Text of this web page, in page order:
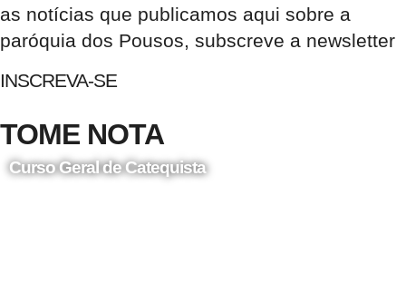
as notícias que publicamos aqui sobre a
paróquia dos Pousos, subscreve a newsletter
INSCREVA-SE
TOME NOTA
Curso Geral de Catequista